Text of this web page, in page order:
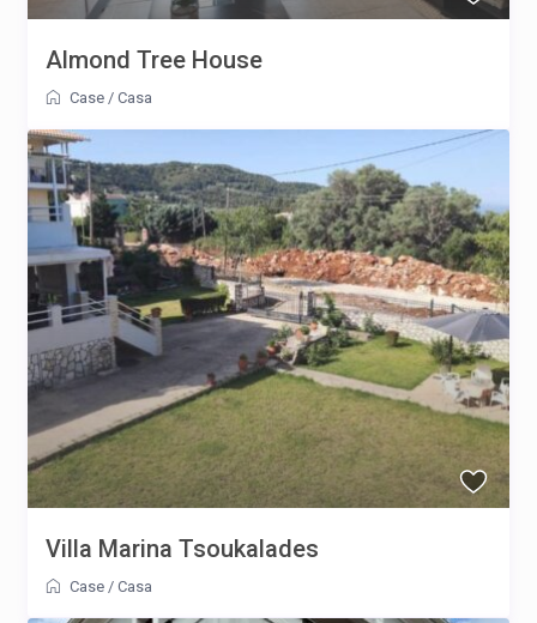
Almond Tree House
Case /Casa
Villa Marina Tsoukalades
Case /Casa